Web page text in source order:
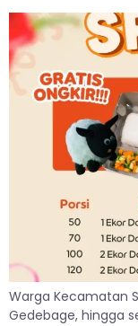
Warga Kecamatan
Gedebage, hingga